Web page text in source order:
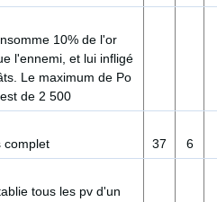
10% de l'or
l'ennemi, et lui infligé
Le maximum de Po
de 2 500
complet 37 6
tous les pv d'un